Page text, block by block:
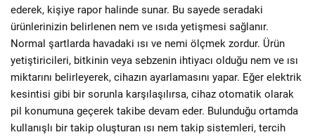
ederek, kişiye rapor halinde sunar. Bu sayede seradaki
ürünlerinizin belirlenen nem ve ısıda yetişmesi sağlanır.
Normal şartlarda havadaki ısı ve nemi ölçmek zordur. Ürün
yetiştiricileri, bitkinin veya sebzenin ihtiyacı olduğu nem ve ısı
miktarını belirleyerek, cihazın ayarlamasını yapar. Eğer elektrik
kesintisi gibi bir sorunla karşılaşılırsa, cihaz otomatik olarak
pil konumuna geçerek takibe devam eder. Bulunduğu ortamda
kullanışlı bir takip oluşturan ısı nem takip sistemleri, tercih